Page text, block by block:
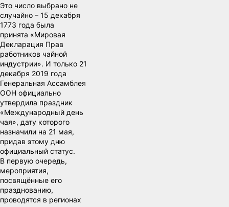
Это число выбрано не
случайно – 15 декабря
1773 года была
принята «Мировая
Декларация Прав
работников чайной
индустрии». И только 21
декабря 2019 года
Генеральная Ассамблея
ООН официально
утвердила праздник
«Международный день
чая», дату которого
назначили на 21 мая,
придав этому дню
официальный статус.
В первую очередь,
мероприятия,
посвящённые его
празднованию,
проводятся в регионах